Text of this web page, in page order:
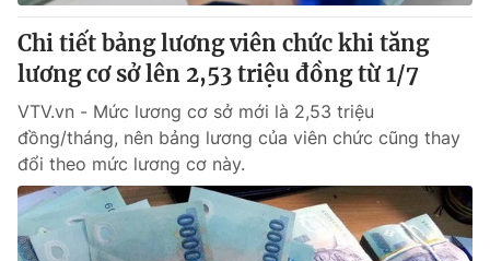
Chi tiết bảng lương viên chức khi tăng
lương cơ sở lên 2,53 triệu đồng từ 1/7
VTV.vn - Mức lương cơ sở mới là 2,53 triệu
đồng/tháng, nên bảng lương của viên chức cũng thay
đổi theo mức lương cơ này.